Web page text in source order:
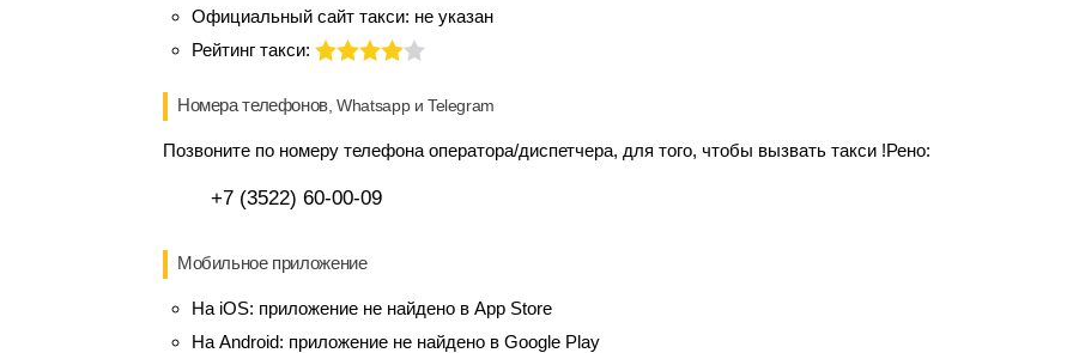
Официальный сайт такси: не указан
Рейтинг такси:
Номера телефонов, Whatsapp и Telegram
Позвоните по номеру телефона оператора/диспетчера, для того, чтобы вызвать такси !Рено:
+7 (3522) 60-00-09
Мобильное приложение
На iOS: приложение не найдено в App Store
На Android: приложение не найдено в Google Play